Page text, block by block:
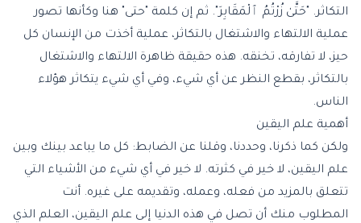
التكاثر. "حَتَّىٰ زُرْتُمُ ٱلْمَقَابِرَ". ثم إن كلمة "حتى" هنا وكأنها تصور
عملية الالتهاء والاشتغال بالتكاثر، عملية أخذت من الإنسان كل
حيز، لا تفارقه، تخنقه. هذه حقيقة ظاهرة الالتهاء والاشتغال
بالتكاثر، بقطع النظر عن أي شيء، وفي أي شيء يتكاثر هؤلاء
الناس.
أهمية علم اليقين
ولكن كما ذكرنا، وحددنا، وقلنا عن الضابط: كل ما يباعد بينك وبين
علم اليقين، لا خير في كثرته. لا خير في أي شيء من الأشياء التي
تتعلق بالمزيد من فعله، وعمله، وتقديمه على غيره. أنت
المطلوب منك أن تصل في هذه الدنيا إلى علم اليقين، العلم الذي